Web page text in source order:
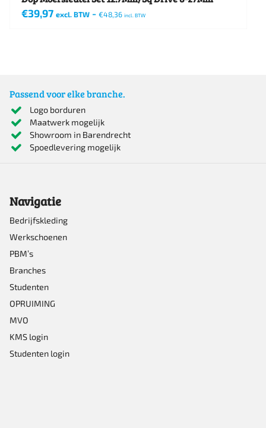
€39,97 excl. BTW - €48,36 incl. BTW
Passend voor elke branche.
Logo borduren
Maatwerk mogelijk
Showroom in Barendrecht
Spoedlevering mogelijk
Navigatie
Bedrijfskleding
Werkschoenen
PBM’s
Branches
Studenten
OPRUIMING
MVO
KMS login
Studenten login